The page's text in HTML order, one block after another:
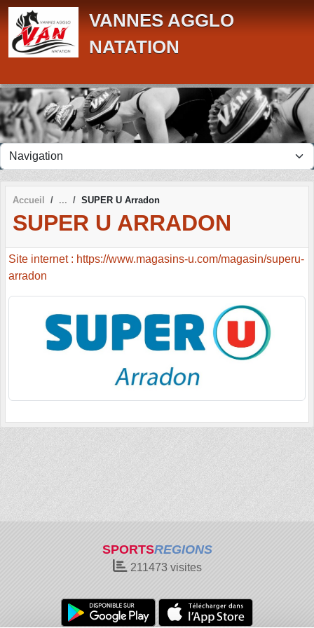
VANNES AGGLO
NATATION
Accueil SUPER U Arradon
SUPER U ARRADON
Site internet : https://www.magasins-u.com/magasin/superu-
arradon
SPORTSREGIONS
211473 visites
Panneau de gestion des cookies